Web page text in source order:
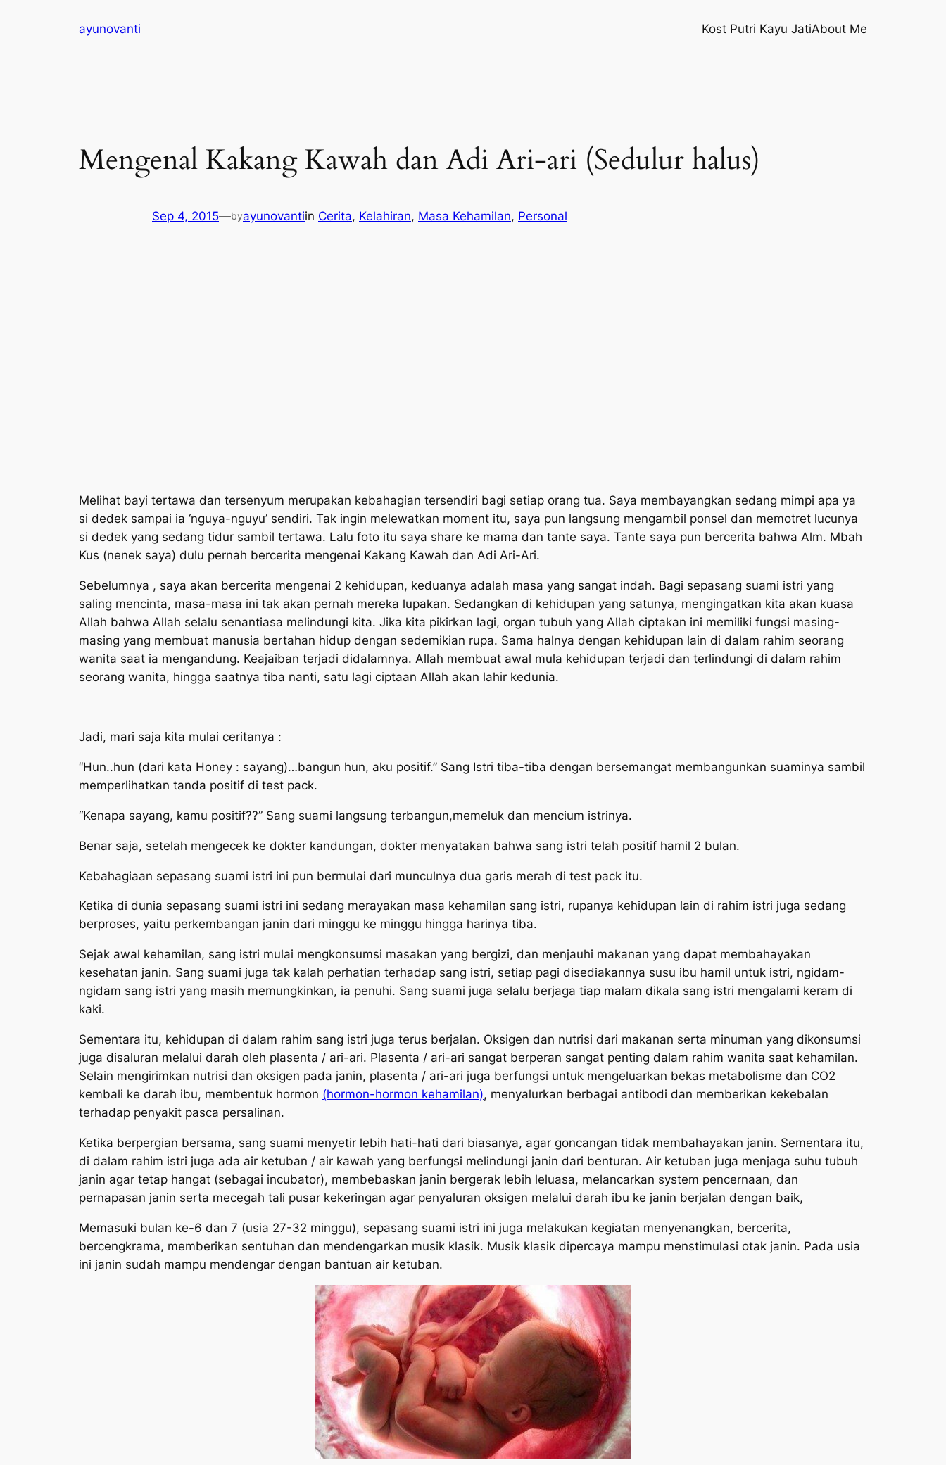
ayunovanti Kost Putri Kayu JatiAbout Me
Mengenal Kakang Kawah dan Adi Ari-ari (Sedulur halus)
Sep 4, 2015—byayunovantiin Cerita, Kelahiran, Masa Kehamilan, Personal
Melihat bayi tertawa dan tersenyum merupakan kebahagian tersendiri bagi setiap orang tua. Saya membayangkan sedang mimpi apa ya
si dedek sampai ia ‘nguya-nguyu’ sendiri. Tak ingin melewatkan moment itu, saya pun langsung mengambil ponsel dan memotret lucunya
si dedek yang sedang tidur sambil tertawa. Lalu foto itu saya share ke mama dan tante saya. Tante saya pun bercerita bahwa Alm. Mbah
Kus (nenek saya) dulu pernah bercerita mengenai Kakang Kawah dan Adi Ari-Ari.
Sebelumnya , saya akan bercerita mengenai 2 kehidupan, keduanya adalah masa yang sangat indah. Bagi sepasang suami istri yang
saling mencinta, masa-masa ini tak akan pernah mereka lupakan. Sedangkan di kehidupan yang satunya, mengingatkan kita akan kuasa
Allah bahwa Allah selalu senantiasa melindungi kita. Jika kita pikirkan lagi, organ tubuh yang Allah ciptakan ini memiliki fungsi masing-
masing yang membuat manusia bertahan hidup dengan sedemikian rupa. Sama halnya dengan kehidupan lain di dalam rahim seorang
wanita saat ia mengandung. Keajaiban terjadi didalamnya. Allah membuat awal mula kehidupan terjadi dan terlindungi di dalam rahim
seorang wanita, hingga saatnya tiba nanti, satu lagi ciptaan Allah akan lahir kedunia.
Jadi, mari saja kita mulai ceritanya :
“Hun..hun (dari kata Honey : sayang)…bangun hun, aku positif.” Sang Istri tiba-tiba dengan bersemangat membangunkan suaminya sambil
memperlihatkan tanda positif di test pack.
“Kenapa sayang, kamu positif??” Sang suami langsung terbangun,memeluk dan mencium istrinya.
Benar saja, setelah mengecek ke dokter kandungan, dokter menyatakan bahwa sang istri telah positif hamil 2 bulan.
Kebahagiaan sepasang suami istri ini pun bermulai dari munculnya dua garis merah di test pack itu.
Ketika di dunia sepasang suami istri ini sedang merayakan masa kehamilan sang istri, rupanya kehidupan lain di rahim istri juga sedang
berproses, yaitu perkembangan janin dari minggu ke minggu hingga harinya tiba.
Sejak awal kehamilan, sang istri mulai mengkonsumsi masakan yang bergizi, dan menjauhi makanan yang dapat membahayakan
kesehatan janin. Sang suami juga tak kalah perhatian terhadap sang istri, setiap pagi disediakannya susu ibu hamil untuk istri, ngidam-
ngidam sang istri yang masih memungkinkan, ia penuhi. Sang suami juga selalu berjaga tiap malam dikala sang istri mengalami keram di
kaki.
Sementara itu, kehidupan di dalam rahim sang istri juga terus berjalan. Oksigen dan nutrisi dari makanan serta minuman yang dikonsumsi
juga disaluran melalui darah oleh plasenta / ari-ari. Plasenta / ari-ari sangat berperan sangat penting dalam rahim wanita saat kehamilan.
Selain mengirimkan nutrisi dan oksigen pada janin, plasenta / ari-ari juga berfungsi untuk mengeluarkan bekas metabolisme dan CO2
kembali ke darah ibu, membentuk hormon (hormon-hormon kehamilan), menyalurkan berbagai antibodi dan memberikan kekebalan
terhadap penyakit pasca persalinan.
Ketika berpergian bersama, sang suami menyetir lebih hati-hati dari biasanya, agar goncangan tidak membahayakan janin. Sementara itu,
di dalam rahim istri juga ada air ketuban / air kawah yang berfungsi melindungi janin dari benturan. Air ketuban juga menjaga suhu tubuh
janin agar tetap hangat (sebagai incubator), membebaskan janin bergerak lebih leluasa, melancarkan system pencernaan, dan
pernapasan janin serta mecegah tali pusar kekeringan agar penyaluran oksigen melalui darah ibu ke janin berjalan dengan baik,
Memasuki bulan ke-6 dan 7 (usia 27-32 minggu), sepasang suami istri ini juga melakukan kegiatan menyenangkan, bercerita,
bercengkrama, memberikan sentuhan dan mendengarkan musik klasik. Musik klasik dipercaya mampu menstimulasi otak janin. Pada usia
ini janin sudah mampu mendengar dengan bantuan air ketuban.